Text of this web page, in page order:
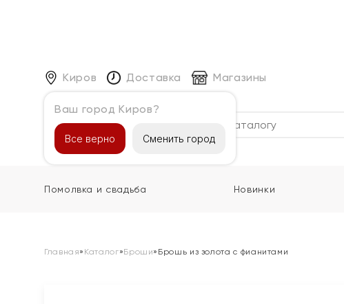
Киров
Ваш город Киров?
Все верно Сменить город
Доставка Магазины
Каталог
Помолвка и свадьба Новинки
Главная» Каталог»Броши» Брошь из золота с фианитами